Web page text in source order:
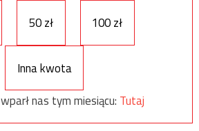
50 zł 100 zł
Inna kwota
nas tym miesiącu: Tutaj